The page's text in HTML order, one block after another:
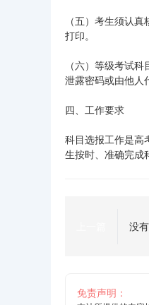
（五）考生须认
打印。
（六）等级考试
泄露密码或由他人
四、工作要求
科目选报工作是高
生按时、准确完成
没
免责声明：